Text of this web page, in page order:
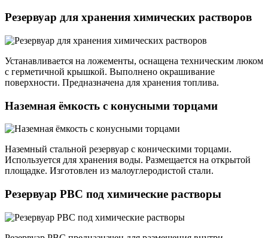
Резервуар для хранения химических растворов
Устанавливается на ложементы, оснащена техническим люком
с герметичной крышкой. Выполнено окрашивание
поверхности. Предназначена для хранения топлива.
Наземная ёмкость с конусными торцами
Наземный стальной резервуар с коническими торцами.
Используется для хранения воды. Размещается на открытой
площадке. Изготовлен из малоуглеродистой стали.
Резервуар РВС под химические растворы